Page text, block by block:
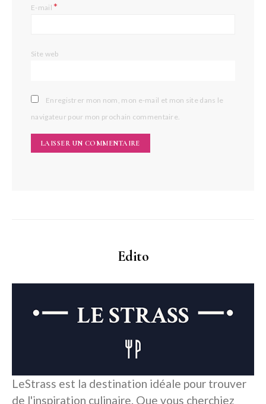
E-mail*
Site web
Enregistrer mon nom, mon e-mail et mon site dans le
navigateur pour mon prochain commentaire.
Edito
LeStrass est la destination idéale pour trouver
de l'inspiration culinaire. Que vous cherchiez